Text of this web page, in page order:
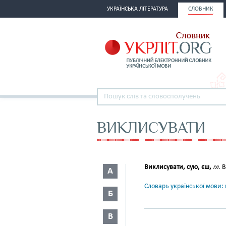
УКРАЇНСЬКА ЛІТЕРАТУРА СЛОВНИК
ВИКЛИСУВАТИ
А
Б
В
Виклисувати, сую, єш, гл.
Словарь української